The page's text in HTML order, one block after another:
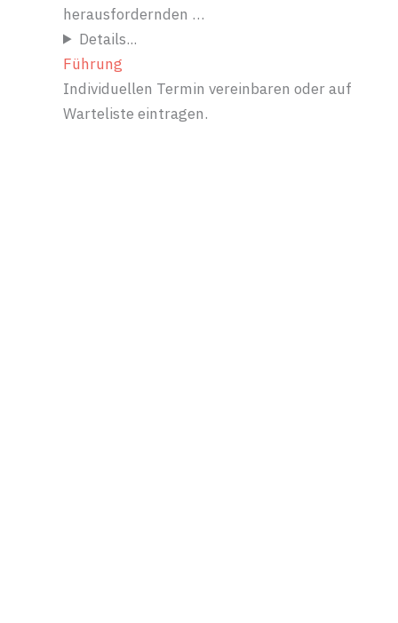
herausfordernden …
Details...
Führung
Individuellen Termin vereinbaren oder auf
Warteliste eintragen.